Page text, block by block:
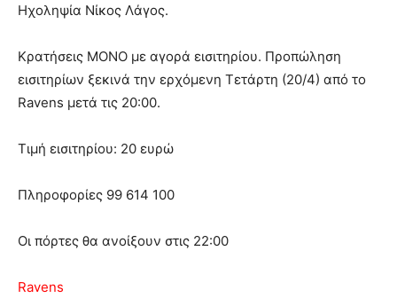
Ηχοληψία Νίκος Λάγος.
Κρατήσεις MONO με αγορά εισιτηρίου. Προπώληση
εισιτηρίων ξεκινά την ερχόμενη Τετάρτη (20/4) από το
Ravens μετά τις 20:00.
Τιμή εισιτηρίου: 20 ευρώ
Πληροφορίες 99 614 100
Οι πόρτες θα ανοίξουν στις 22:00
Ravens